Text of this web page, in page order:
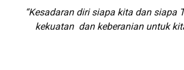
“Kesadaran diri siapa kita dan siapa
kekuatan dan keberanian untuk